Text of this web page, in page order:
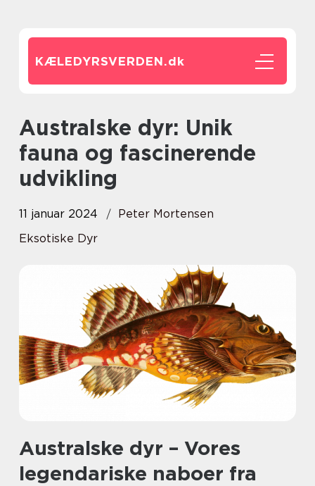
KÆLEDYRSVERDEN.dk
Australske dyr: Unik
fauna og fascinerende
udvikling
11 januar 2024
Peter Mortensen
Eksotiske Dyr
Australske dyr – Vores
legendariske naboer fra